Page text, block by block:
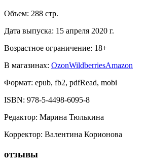
Объем: 288 стр.
Дата выпуска: 15 апреля 2020 г.
Возрастное ограничение: 18+
В магазинах: OzonWildberriesAmazon
Формат: epub, fb2, pdfRead, mobi
ISBN: 978-5-4498-6095-8
Редактор: Марина Тюлькина
Корректор: Валентина Корионова
отзывы